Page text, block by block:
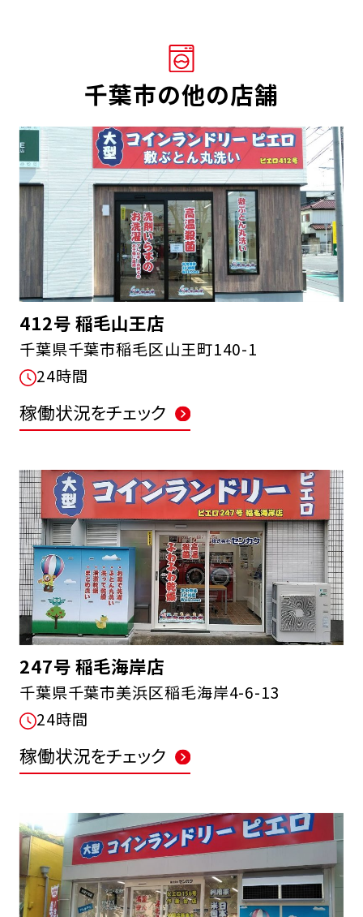
千葉市の他の店舗
412号 稲毛山王店
千葉県千葉市稲毛区山王町140-1
24時間
稼働状況をチェック
247号 稲毛海岸店
千葉県千葉市美浜区稲毛海岸4-6-13
24時間
稼働状況をチェック